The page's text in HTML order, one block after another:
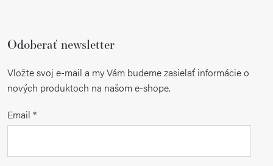
Odoberať newsletter
Vložte svoj e-mail a my Vám budeme zasielať informácie o
nových produktoch na našom e-shope.
Email